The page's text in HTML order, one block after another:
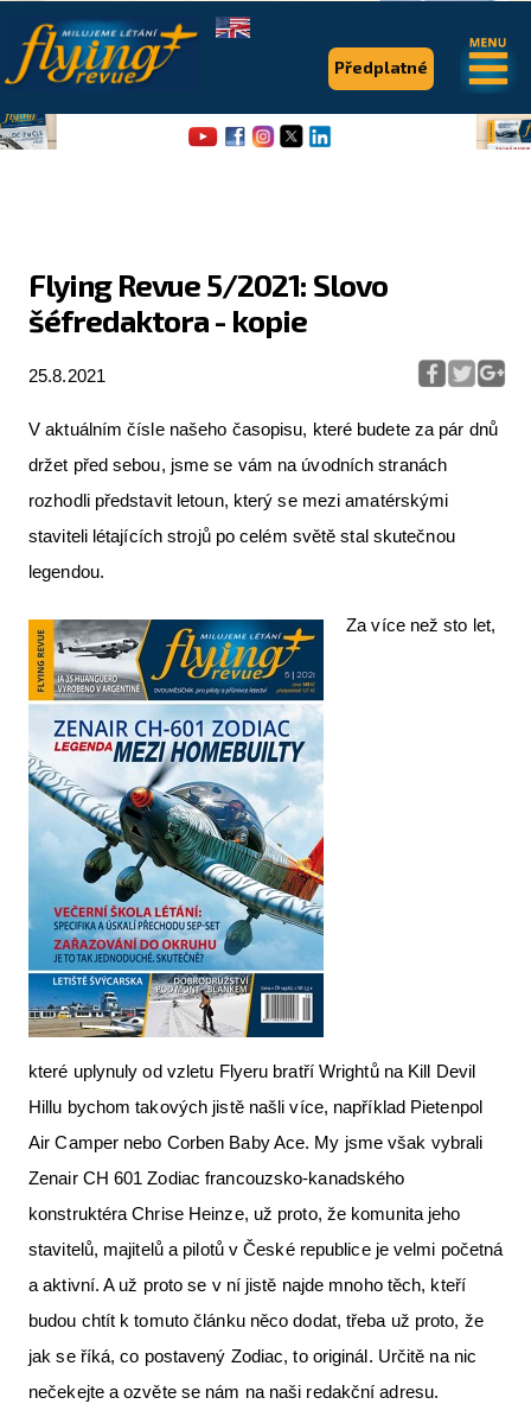
Flying Revue 5/2021: Slovo
šéfredaktora - kopie
25.8.2021
V aktuálním čísle našeho časopisu, které budete za pár dnů
držet před sebou, jsme se vám na úvodních stranách
rozhodli představit letoun, který se mezi amatérskými
staviteli létajících strojů po celém světě stal skutečnou
legendou.
Za více než sto let,
které uplynuly od vzletu Flyeru bratří Wrightů na Kill Devil
Hillu bychom takových jistě našli více, například Pietenpol
Air Camper nebo Corben Baby Ace. My jsme však vybrali
Zenair CH 601 Zodiac francouzsko-kanadského
konstruktéra Chrise Heinze, už proto, že komunita jeho
stavitelů, majitelů a pilotů v České republice je velmi početná
a aktivní. A už proto se v ní jistě najde mnoho těch, kteří
budou chtít k tomuto článku něco dodat, třeba už proto, že
jak se říká, co postavený Zodiac, to originál. Určitě na nic
nečekejte a ozvěte se nám na naši redakční adresu.
Předplatné
.
Flying Revue
Expedice
Pro piloty
Série & speciály
Letecká muzea
VFR Communication app
The SAFE Guide app
Nabídky práce v letectví
Inzerujte s námi
E-SHOP